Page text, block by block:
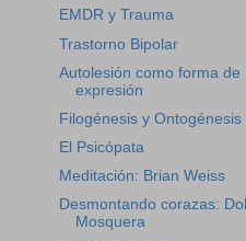
EMDR y Trauma
Trastorno Bipolar
Autolesión como forma de
expresión
Filogénesis y Ontogénesis
El Psicópata
Meditación: Brian Weiss
Desmontando corazas:
Mosquera